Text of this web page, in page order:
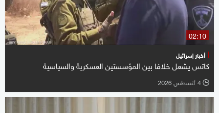
02:10
أخبار إسرائيل
كاتس يشعل خلافا بين المؤسستين العسكرية والسياسية
l 4 أغسطس 2026